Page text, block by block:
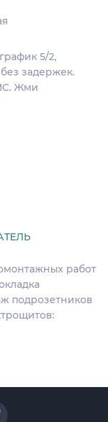
5/2,
задержек.
Жми
работ
подрозетников